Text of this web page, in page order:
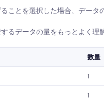
ことを選択した場合、データ
るデータの量をもっとよく理
数量
1
1